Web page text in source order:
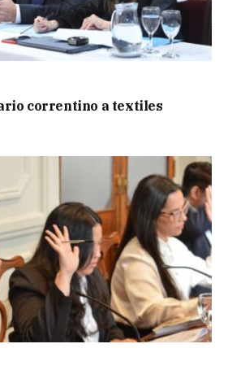
correntino a textiles